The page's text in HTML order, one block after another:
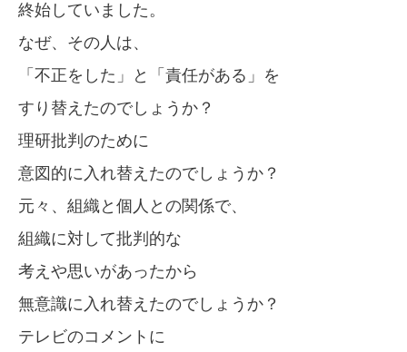
終始していました。
なぜ、その人は、
「不正をした」と「責任がある」を
すり替えたのでしょうか？
理研批判のために
意図的に入れ替えたのでしょうか？
元々、組織と個人との関係で、
組織に対して批判的な
考えや思いがあったから
無意識に入れ替えたのでしょうか？
テレビのコメントに